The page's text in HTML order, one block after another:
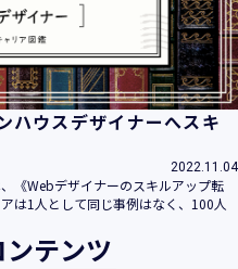
ハウスデザイナーへスキ
2022.11.04
《Webデザイナーのスキルアップ転
は1人として同じ事例はなく、100人
テンツ